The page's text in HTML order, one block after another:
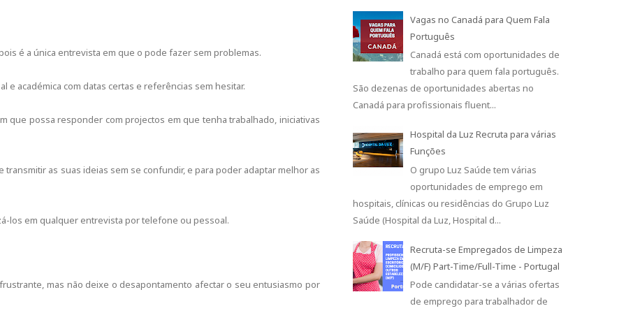
é a única entrevista em que o pode fazer sem problemas.
académica com datas certas e referências sem hesitar.
que possa responder com projectos em que tenha trabalhado, iniciativas
as suas ideias sem se confundir, e para poder adaptar melhor as
los em qualquer entrevista por telefone ou pessoal.
mas não deixe o desapontamento afectar o seu entusiasmo por
Vagas no Canadá para Quem Fala
Português
Canadá está com oportunidades de
trabalho para quem fala português.
São dezenas de oportunidades abertas no
Canadá para profissionais fluent...
Hospital da Luz Recruta para várias
Funções
O grupo Luz Saúde tem várias
oportunidades de emprego em
hospitais, clínicas ou residências do Grupo Luz
Saúde (Hospital da Luz, Hospital d...
Recruta-se Empregados de Limpeza
(M/F) Part-Time/Full-Time - Portugal
Pode candidatar-se a várias ofertas
de emprego para trabalhador de